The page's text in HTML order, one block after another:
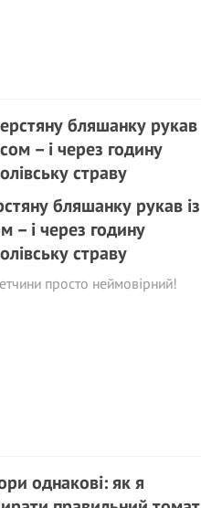
бляшанку рукав із
– і через годину
страву
просто неймовірний!